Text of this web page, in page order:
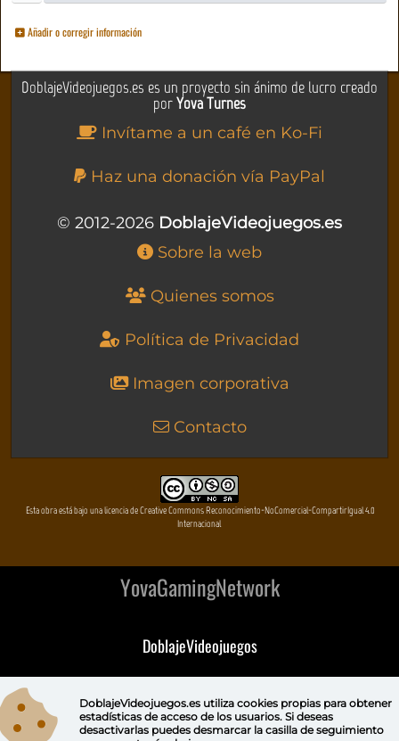
Añadir o corregir información
DoblajeVideojuegos.es es un proyecto sin ánimo de lucro creado
porYova Turnes
Invítame a un café en Ko-Fi
Haz una donación vía PayPal
© 2012-2026 DoblajeVideojuegos.es
Sobre la web
Quienes somos
Política de Privacidad
Imagen corporativa
Contacto
Esta obra está bajo una licencia de Creative Commons Reconocimiento-NoComercial-CompartirIgual 4.0
Internacional
YovaGamingNetwork
DoblajeVideojuegos
DeVuego GAL
DoblajeVideojuegos.es utiliza cookies propiaspara obtener
estadísticas de acceso de los usuarios. Si deseas
desactivarlas puedes desmarcar la casilla de seguimiento